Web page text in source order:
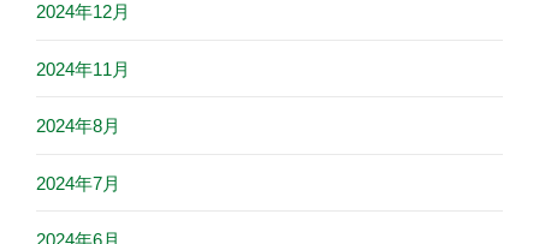
2024年12月
2024年11月
2024年8月
2024年7月
2024年6月